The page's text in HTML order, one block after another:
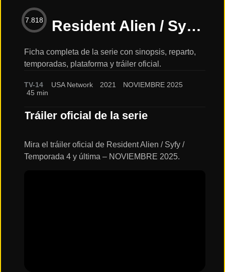
Series
de TV y
Streaming
Plataformas
CALENDARIO
Estrenos
7.818 Resident Alien / Syfy / Temporada 4 y última – NOVIEMBRE 2025: sinopsis, reparto y tráiler
Ficha completa de la serie con sinopsis, reparto,
temporadas, plataforma y tráiler oficial.
TV-14 USA Network 2021
NOVIEMBRE 2025
45 min
Tráiler oficial de la serie
Mira el tráiler oficial de Resident Alien / Syfy /
Temporada 4 y última – NOVIEMBRE 2025.